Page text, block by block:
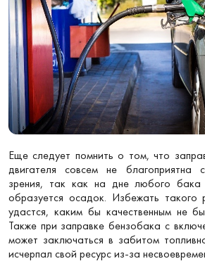
Еще следует помнить о том, что
двигателя совсем не благоприятна
зрения, так как на дне любого бака
образуется осадок. Избежать такого
удастся, каким бы качественным не
Также при заправке бензобака с
может заключаться в забитом
исчерпал свой ресурс из-за